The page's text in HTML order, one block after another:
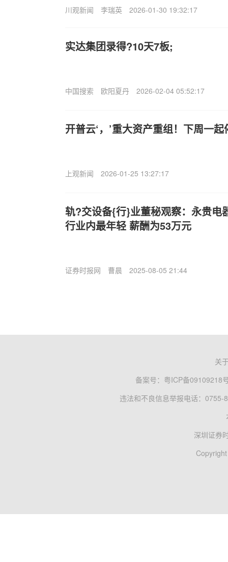
川观新闻 李瑞英 2026-01-30 19:32:17
实达集团录得?10天7板;
中国搜索 欧阳夏丹 2026-02-04 05:52:17
开普云‘，’重大资产重组！下周一
上观新闻 2026-01-25 13:27:17
轨?交设备{行}业董秘观察：永贵电
行业内最年轻 薪酬为53万元
证券时报网 曹晨 2025-08-05 21:44
关
备案号： 粤ICP备09109218
违法和不良信息举报电话：0755-
深圳证券